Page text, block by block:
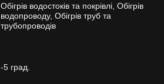
Обігрів водостоків та покрівлі, Обігрів
водопроводу, Обігрів труб та
трубопроводів
-5 град.